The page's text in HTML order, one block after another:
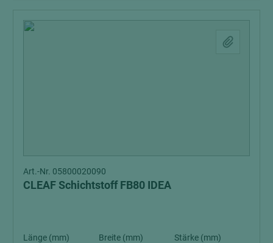
Art.-Nr. 05800020090
CLEAF Schichtstoff FB80 IDEA
Länge (mm)
Breite (mm)
Stärke (mm)